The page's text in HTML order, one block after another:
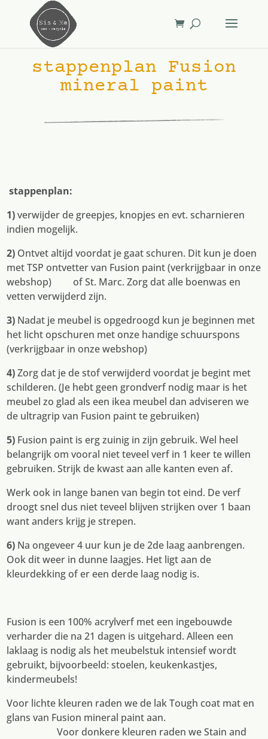
stappenplan Fusion
mineral paint
stappenplan:
1)verwijder de greepjes, knopjes en evt. scharnieren
indien mogelijk.
2) Ontvet altijd voordat je gaat schuren. Dit kun je doen
met TSP ontvetter van Fusion paint (verkrijgbaar in onze
webshop) of St. Marc. Zorg dat alle boenwas en
vetten verwijderd zijn.
3) Nadat je meubel is opgedroogd kun je beginnen met
het licht opschuren met onze handige schuurspons
(verkrijgbaar in onze webshop)
4)Zorg dat je de stof verwijderd voordat je begint met
schilderen. (Je hebt geen grondverf nodig maar is het
meubel zo glad als een ikea meubel dan adviseren we
de ultragrip van Fusion paint te gebruiken)
5) Fusion paint is erg zuinig in zijn gebruik. Wel heel
belangrijk om vooral niet teveel verf in 1 keer te willen
gebruiken. Strijk de kwast aan alle kanten even af.
Werk ook in lange banen van begin tot eind. De verf
droogt snel dus niet teveel blijven strijken over 1 baan
want anders krijg je strepen.
6) Na ongeveer 4 uur kun je de 2de laag aanbrengen.
Ook dit weer in dunne laagjes. Het ligt aan de
kleurdekking of er een derde laag nodig is.
Fusion is een 100% acrylverf met een ingebouwde
verharder die na 21 dagen is uitgehard. Alleen een
laklaag is nodig als het meubelstuk intensief wordt
gebruikt, bijvoorbeeld: stoelen, keukenkastjes,
kindermeubels!
Voor lichte kleuren raden we de lak Tough coat mat en
glans van Fusion mineral paint aan.
Voor donkere kleuren raden we Stain and